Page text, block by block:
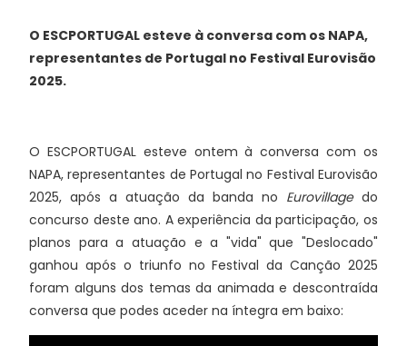
O ESCPORTUGAL esteve à conversa com os NAPA,
representantes de Portugal no Festival Eurovisão
2025.
O ESCPORTUGAL esteve ontem à conversa com os
NAPA, representantes de Portugal no Festival Eurovisão
2025, após a atuação da banda no Eurovillage do
concurso deste ano. A experiência da participação, os
planos para a atuação e a "vida" que "Deslocado"
ganhou após o triunfo no Festival da Canção 2025
foram alguns dos temas da animada e descontraída
conversa que podes aceder na íntegra em baixo: